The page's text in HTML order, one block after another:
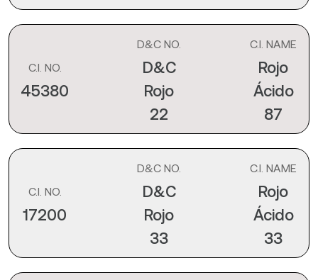
C.I. NO.
45380
D&C NO.
D&C
Rojo
22
C.I. NAME
Rojo
Ácido
87
C.I. NO.
17200
D&C NO.
D&C
Rojo
33
C.I. NAME
Rojo
Ácido
33